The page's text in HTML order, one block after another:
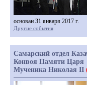
основан 31 января 2017 г.
Другие события
Самарский отдел
Конвоя Памяти Царя
Мученика Николая II